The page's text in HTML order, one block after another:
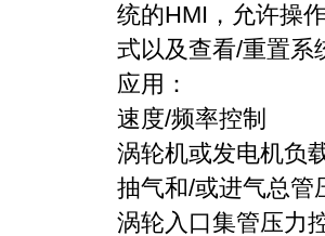
统的HMI，允许操
式以及查看/重置系
应用：
速度/频率控制
涡轮机或发电机负
抽气和/或进气总管
涡轮入口集管压力